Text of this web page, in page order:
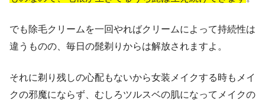
でも除毛クリームを一回やればクリームによって持続性は
違うものの、毎日の髭剃りからは解放されますよ。
それに剃り残しの心配もないから女装メイクする時もメイ
クの邪魔にならず、むしろツルスベの肌になってメイクの